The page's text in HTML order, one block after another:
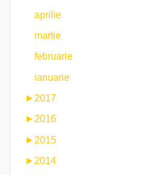
aprilie
martie
februarie
ianuarie
► 2017
►2016
► 2015
► 2014